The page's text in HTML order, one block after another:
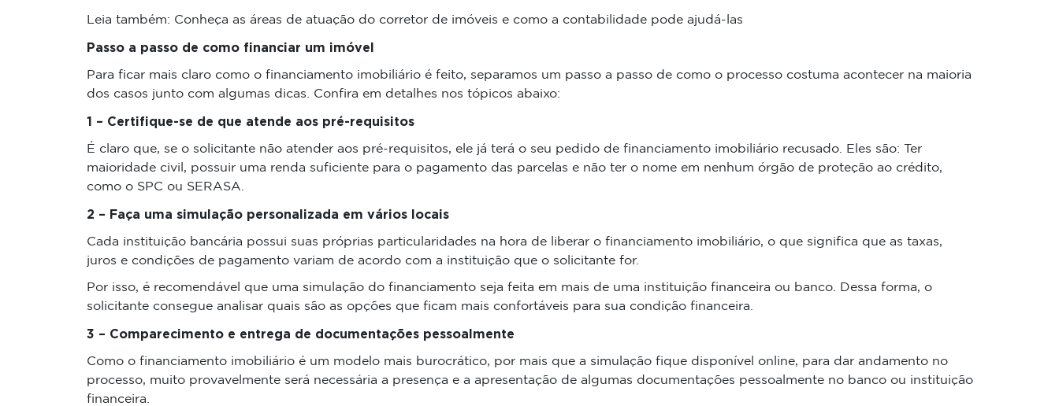
Leia também: Conheça as áreas de atuação do corretor de imóveis e como a contabilidade pode ajudá-las
Passo a passo de como financiar um imóvel
Para ficar mais claro como o financiamento imobiliário é feito, separamos um passo a passo de como o processo costuma acontecer na maioria
dos casos junto com algumas dicas. Confira em detalhes nos tópicos abaixo:
1 – Certifique-se de que atende aos pré-requisitos
É claro que, se o solicitante não atender aos pré-requisitos, ele já terá o seu pedido de financiamento imobiliário recusado. Eles são: Ter
maioridade civil, possuir uma renda suficiente para o pagamento das parcelas e não ter o nome em nenhum órgão de proteção ao crédito,
como o SPC ou SERASA.
2 – Faça uma simulação personalizada em vários locais
Cada instituição bancária possui suas próprias particularidades na hora de liberar o financiamento imobiliário, o que significa que as taxas,
juros e condições de pagamento variam de acordo com a instituição que o solicitante for.
Por isso, é recomendável que uma simulação do financiamento seja feita em mais de uma instituição financeira ou banco. Dessa forma, o
solicitante consegue analisar quais são as opções que ficam mais confortáveis para sua condição financeira.
3 – Comparecimento e entrega de documentações pessoalmente
Como o financiamento imobiliário é um modelo mais burocrático, por mais que a simulação fique disponível online, para dar andamento no
processo, muito provavelmente será necessária a presença e a apresentação de algumas documentações pessoalmente no banco ou instituição
financeira.